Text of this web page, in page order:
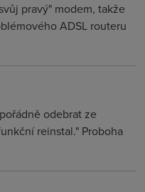
pravý" modem, takže
ADSL routeru
odebrat ze
reinstal." Proboha